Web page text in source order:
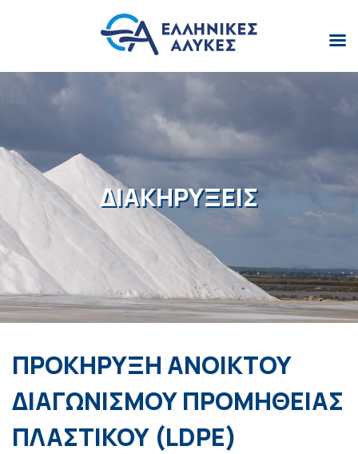
ΔΙΑΚΗΡΥΞΕΙΣ
ΠΡΟΚΗΡΥΞΗ ΑΝΟΙΚΤΟΥ
ΔΙΑΓΩΝΙΣΜΟΥ ΠΡΟΜΗΘΕΙΑΣ
ΠΛΑΣΤΙΚΟΥ (LDPE)